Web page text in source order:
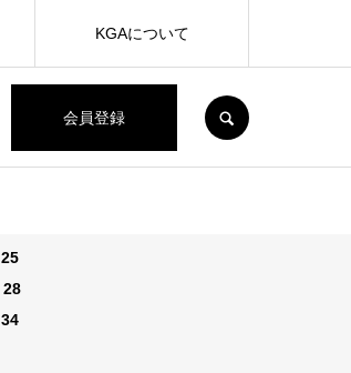
会員登録
KGAについて
25
28
34